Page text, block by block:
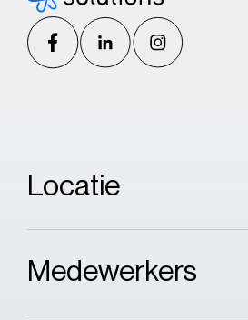
Locatie
Medewerkers